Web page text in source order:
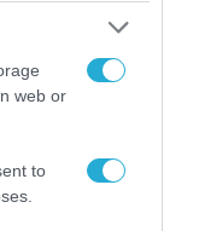
web or
to